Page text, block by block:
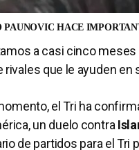
PAUNOVIC HACE
a casi cinco meses
rivales que le ayuden
el Tri ha
un duelo contra
de partidos para el